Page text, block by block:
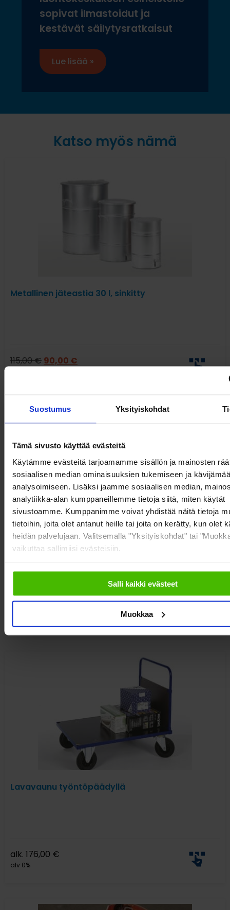
Suostumus Yksityiskohdat
Tämä sivusto käyttää evästeitä
Käytämme evästeitä tarjoamamme sisällön ja mainosten
sosiaalisen median ominaisuuksien tukemiseen ja
analysoimiseen. Lisäksi jaamme sosiaalisen median,
analytiikka-alan kumppaneillemme tietoja siitä, miten käytät
sivustoamme. Kumppanimme voivat yhdistää näitä tietoja
tietoihin, joita olet antanut heille tai joita on kerätty, kun olet
heidän palvelujaan. Valitsemalla "Yksityiskohdat" tai
vaikuttaa sallimiisi evästeisiin.
Salli kaikki evästeet
Muokkaa
sopivat ilmastoidut ja
kestävät säilytysratkaisut
Lue lisää »
Katso myös nämä
Metallinen jäteastia 30 l, sinkitty
115,00€ 90,00 €
Metallinen jäteastia 115 l, sininen
Lavavaunu työntöpäädyllä
alk. 176,00 €
alv 0%